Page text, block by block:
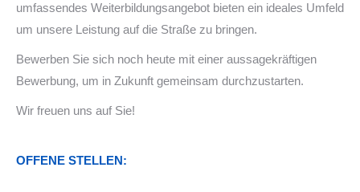
umfassendes Weiterbildungsangebot bieten ein ideales Umfeld
um unsere Leistung auf die Straße zu bringen.
Bewerben Sie sich noch heute mit einer aussagekräftigen
Bewerbung, um in Zukunft gemeinsam durchzustarten.
Wir freuen uns auf Sie!
OFFENE STELLEN: